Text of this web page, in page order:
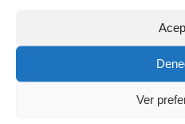
Ver
Isto está a ter un
e o medio ambiente da
• O proxecto está a
indirecto nunha área